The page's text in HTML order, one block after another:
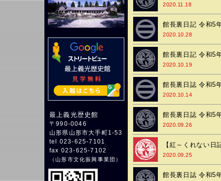
最上義光歴史館
〒990-0046
山形県山形市大手町1-53
tel 023-625-7101
fax 023-625-7102
（山形市文化振興事業団 ）
2020.11.18
館長裏日記 令和5
2020.10.28
館長裏日記 令和5
2020.10.19
館長裏日誌 令和5
2020.10.14
館長裏日誌 令和5
2020.09.26
【紅～くれない
2020.09.25
館長裏日誌 令和5